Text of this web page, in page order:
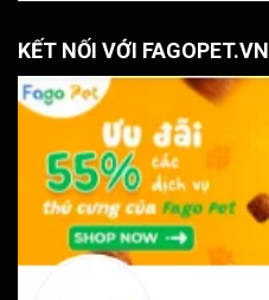
KẾT NỐI VỚI FAGOPET.VN